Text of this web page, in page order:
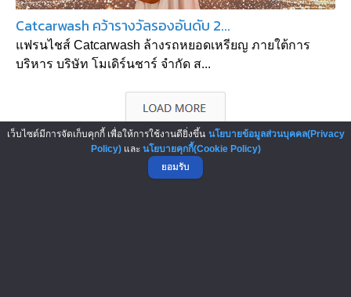
Catcarwash คว้ารางวัลรองอันดับ 2...
แฟรนไชส์ Catcarwash ล้างรถหยอดเหรียญ ภายใต้การ
บริหาร บริษัท โมเดิร์นชาร์ จำกัด ส...
▲ GO TO TOP
เว็บไซต์มีการจัดเก็บคุกกี้ เพื่อให้การใช้งานดียิ่งขึ้น นโยบายข้อมูลส่วนบุคคล(Privacy
Policy)และ นโยบายคุกกี้(Cookie Policy)
ยอมรับ